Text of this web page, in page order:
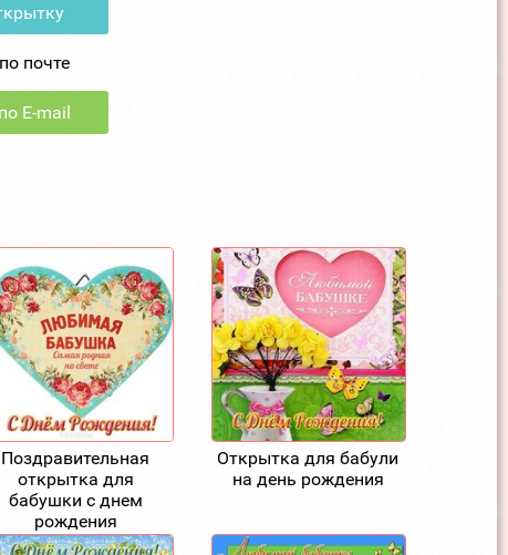
почте
E-mail
Поздравительная
открытка для
бабушки с днем
рождения
Открытка для бабули
на день рождения